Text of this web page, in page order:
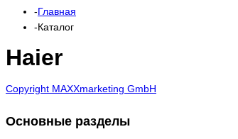
Главная
Каталог
Haier
Copyright MAXXmarketing GmbH
Основные разделы